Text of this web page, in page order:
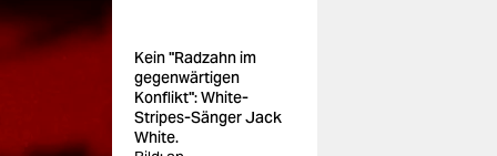
Kein "Radzahn im
gegenwärtigen
Konflikt": White-
Stripes-Sänger Jack
White.